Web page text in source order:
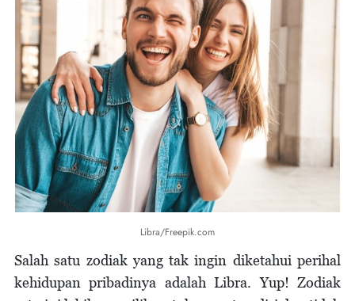
Libra/Freepik.com
Salah satu zodiak yang tak ingin diketahui perihal
kehidupan pribadinya adalah Libra. Yup! Zodiak